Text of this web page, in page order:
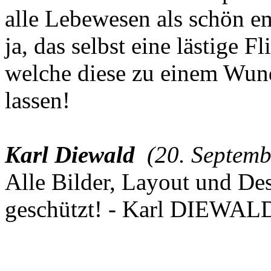
alle Lebewesen als schön
ja, das selbst eine lästige
welche diese zu einem
lassen!
Karl Diewald (20.
Alle Bilder, Layout und
geschützt! - Karl